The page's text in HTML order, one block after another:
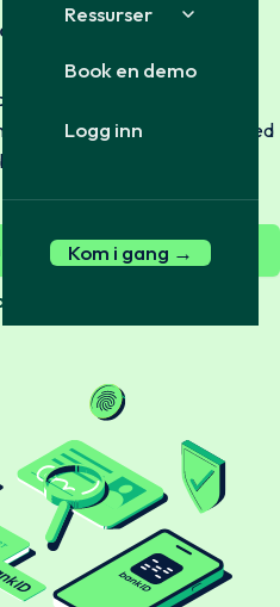
Ressurser
Book en demo
Logg inn
Kom i gang →
verifisering
i en bakgrunnssjekk. Vi
sier de er raskt og digitalt ved
verifisering.
sjekk nå →